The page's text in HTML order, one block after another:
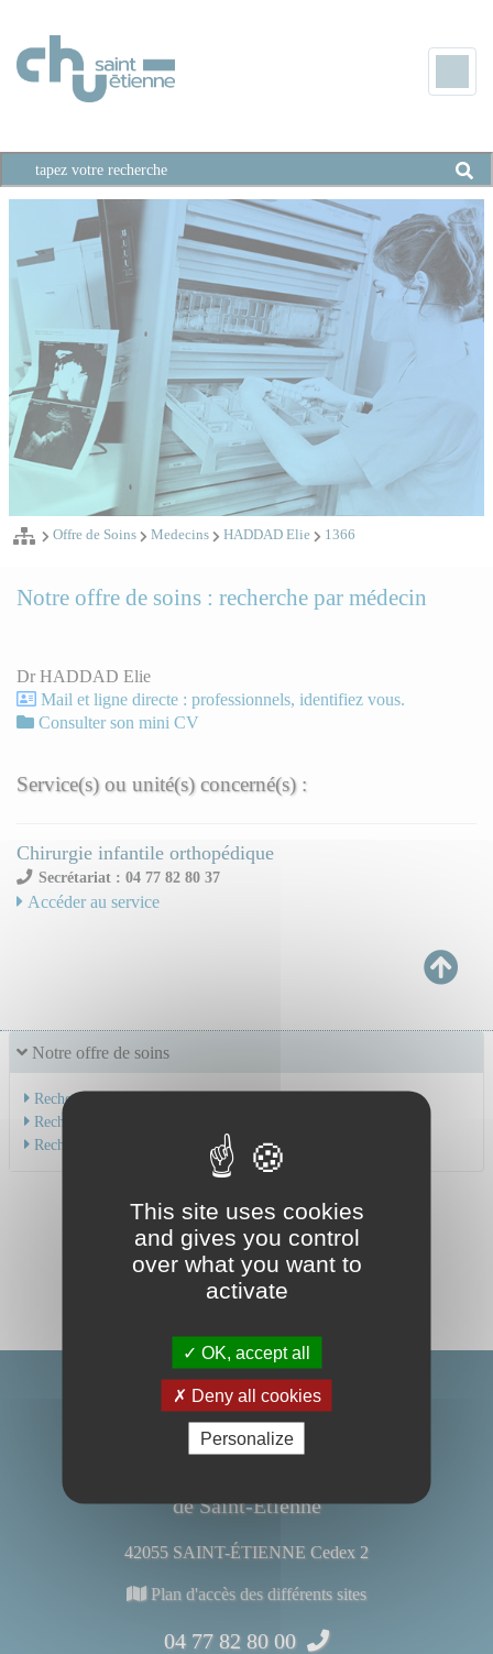
Offre de Soins Medecins HADDAD Elie 1366
Notre offre de soins
Recherche par service
Recherche par spécialité
Recherche par médecin
Notre offre de soins : recherche par médecin
Dr HADDAD Elie
Mail et ligne directe : professionnels, identifiez vous.
Consulter son mini CV
Service(s) ou unité(s) concerné(s) :
Chirurgie infantile orthopédique
Secrétariat : 04 77 82 80 37
Accéder au service
de Saint-Étienne
42055 SAINT-ÉTIENNE Cedex 2
Plan d'accès des différents sites
04 77 82 80 00
This site uses cookies
and gives you control
over what you want to
activate
OK, accept all
Deny all cookies
Personalize